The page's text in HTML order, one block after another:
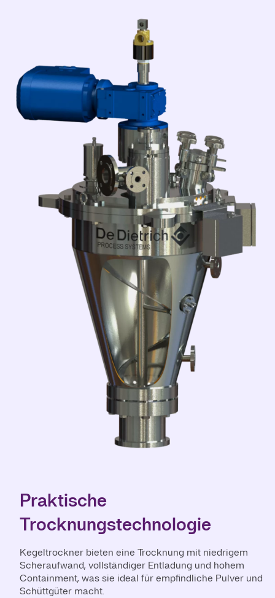
Praktische
Trocknungstechnologie
Kegeltrockner bieten eine Trocknung mit niedrigem
Scheraufwand, vollständiger Entladung und hohem
Containment, was sie ideal für empfindliche Pulver und
Schüttgüter macht.